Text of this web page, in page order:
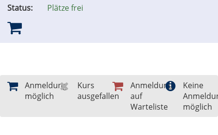
Status:
Plätze frei
Anmeldung
möglich
Kurs
ausgefallen
Anmeldung
auf
Warteliste
Keine
möglich